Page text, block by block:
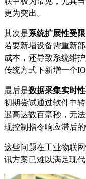
更为突出。
其次是系统扩展性受限
若要新增设备需重新
成本，还导致系统维
传统方式下新增一个
最后是数据采集实时
初期尝试通过软件中
迟高达数百毫秒，无
现控制指令响应滞后的
这些问题在工业物联
讯方案已难以满足现